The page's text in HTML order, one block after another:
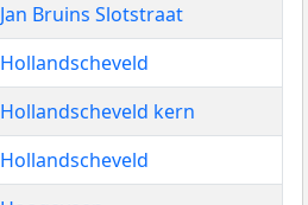
Jan Bruins Slotstraat
Hollandscheveld
Hollandscheveld kern
Hollandscheveld